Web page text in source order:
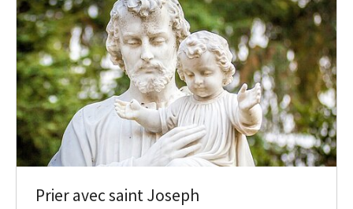
Prier avec saint Joseph